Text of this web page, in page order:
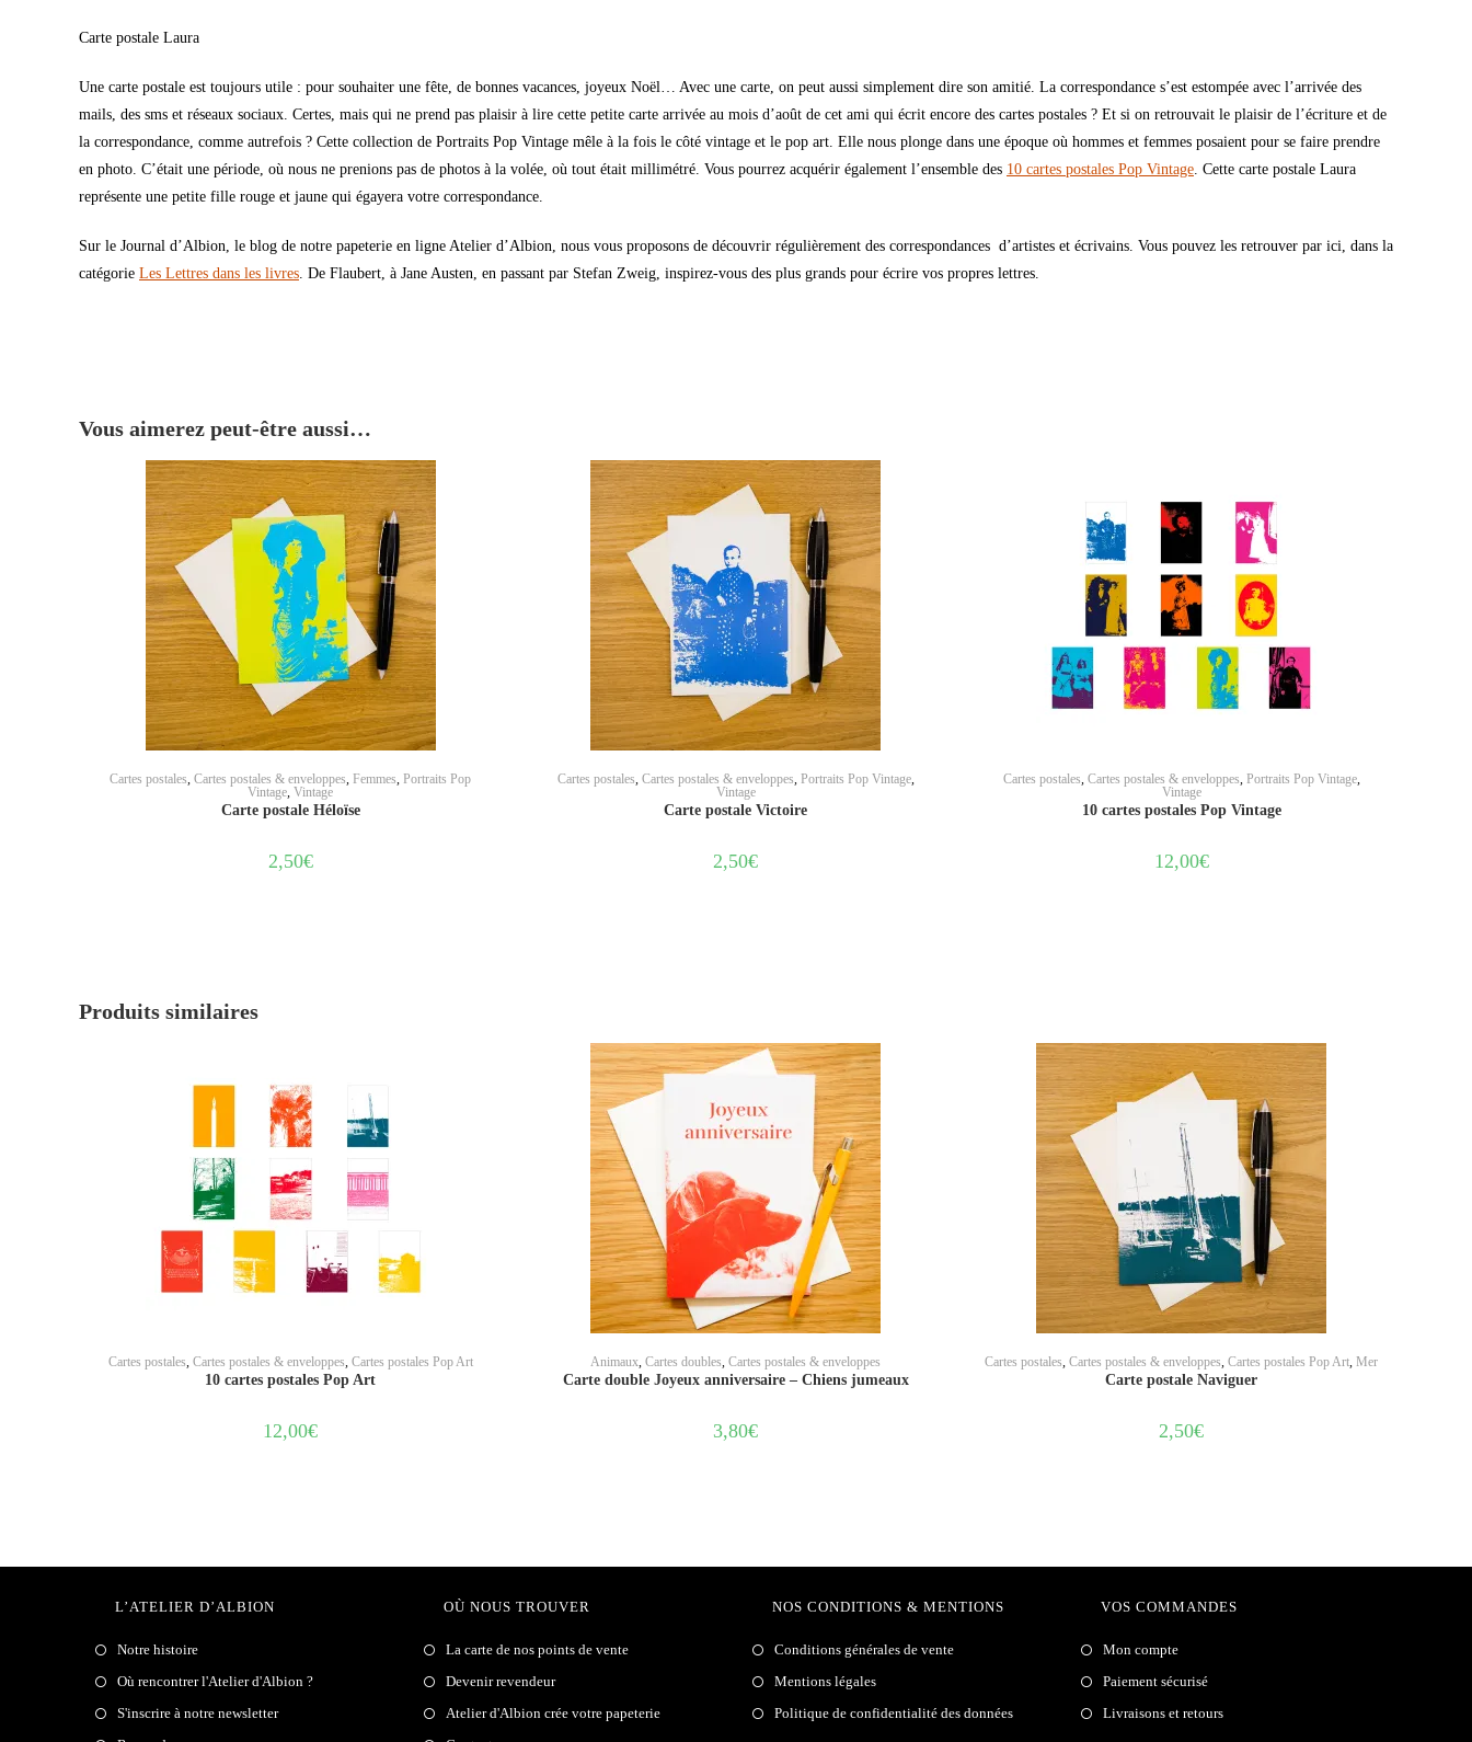
Carte postale Laura
Une carte postale est toujours utile : pour souhaiter une fête, de bonnes vacances, joyeux Noël… Avec une carte, on peut aussi simplement dire son amitié. La correspondance s’est estompée avec l’arrivée des
mails, des sms et réseaux sociaux. Certes, mais qui ne prend pas plaisir à lire cette petite carte arrivée au mois d’août de cet ami qui écrit encore des cartes postales ? Et si on retrouvait le plaisir de l’écriture et de
la correspondance, comme autrefois ? Cette collection de Portraits Pop Vintage mêle à la fois le côté vintage et le pop art. Elle nous plonge dans une époque où hommes et femmes posaient pour se faire prendre
en photo. C’était une période, où nous ne prenions pas de photos à la volée, où tout était millimétré. Vous pourrez acquérir également l’ensemble des 10 cartes postales Pop Vintage . Cette carte postale Laura
représente une petite fille rouge et jaune qui égayera votre correspondance.
Sur le Journal d’Albion, le blog de notre papeterie en ligne Atelier d’Albion, nous vous proposons de découvrir régulièrement des correspondances d’artistes et écrivains. Vous pouvez les retrouver par ici, dans la
catégorie Les Lettres dans les livres . De Flaubert, à Jane Austen, en passant par Stefan Zweig, inspirez-vous des plus grands pour écrire vos propres lettres.
Vous aimerez peut-être aussi…
AJOUTER AU PANIER
Cartes postales,Cartes postales & enveloppes,Femmes,Portraits Pop
Vintage,Vintage
Carte postale Héloïse
2,50€
AJOUTER AU PANIER
Cartes postales, Cartes postales & enveloppes, Portraits Pop Vintage,
Vintage
Carte postale Victoire
2,50€
AJOUTER AU PANIER
Cartes postales, Cartes postales & enveloppes, Portraits Pop Vintage,
Vintage
10 cartes postales Pop Vintage
12,00€
Produits similaires
AJOUTER AU PANIER
Cartes postales, Cartes postales & enveloppes, Cartes postales Pop Art
10 cartes postales Pop Art
12,00€
AJOUTER AU PANIER
Animaux,Cartes doubles,Cartes postales & enveloppes
Carte double Joyeux anniversaire – Chiens jumeaux
3,80€
AJOUTER AU PANIER
Cartes postales,Cartes postales & enveloppes,Cartes postales Pop Art,Mer
Carte postale Naviguer
2,50€
L’ATELIER D’ALBION
Notre histoire
Où rencontrer l'Atelier d'Albion ?
S'inscrire à notre newsletter
OÙ NOUS TROUVER
La carte de nos points de vente
Devenir revendeur
Atelier d'Albion crée votre papeterie
NOS CONDITIONS & MENTIONS
Conditions générales de vente
Mentions légales
Politique de confidentialité des données
VOS COMMANDES
Mon compte
Paiement sécurisé
Livraisons et retours